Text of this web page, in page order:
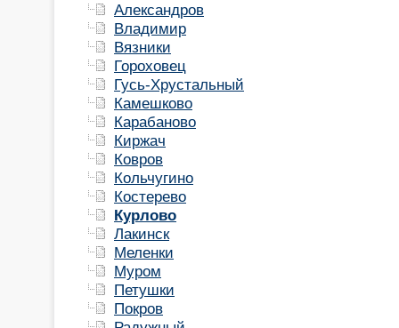
Александров
Владимир
Вязники
Гороховец
Гусь-Хрустальный
Камешково
Карабаново
Киржач
Ковров
Кольчугино
Костерево
Курлово
Лакинск
Меленки
Муром
Петушки
Покров